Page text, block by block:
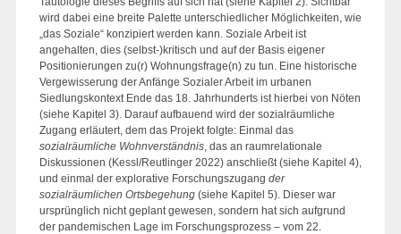
wird dabei eine breite Palette unterschiedlicher Möglichkeiten, wie
„das Soziale“ konzipiert werden kann. Soziale Arbeit ist
angehalten, dies (selbst-)kritisch und auf der Basis eigener
Positionierungen zu(r) Wohnungsfrage(n) zu tun. Eine historische
Vergewisserung der Anfänge Sozialer Arbeit im urbanen
Siedlungskontext Ende das 18. Jahrhunderts ist hierbei von Nöten
(siehe Kapitel 3). Darauf aufbauend wird der sozialräumliche
Zugang erläutert, dem das Projekt folgte: Einmal das
sozialräumliche Wohnverständnis, das an raumrelationale
Diskussionen (Kessl/Reutlinger 2022) anschließt (siehe Kapitel 4),
und einmal der explorative Forschungszugang der
sozialräumlichen Ortsbegehung (siehe Kapitel 5). Dieser war
ursprünglich nicht geplant gewesen, sondern hat sich aufgrund
der pandemischen Lage im Forschungsprozess – vom 22.